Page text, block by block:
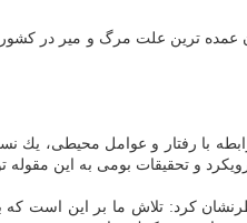
عمده ترین علت مرگ و میر در
با رفتار و عوامل
و تحقیقات بومی به این مقوله
بهشتی، خاطرنشان كرد: تلاش ما بر